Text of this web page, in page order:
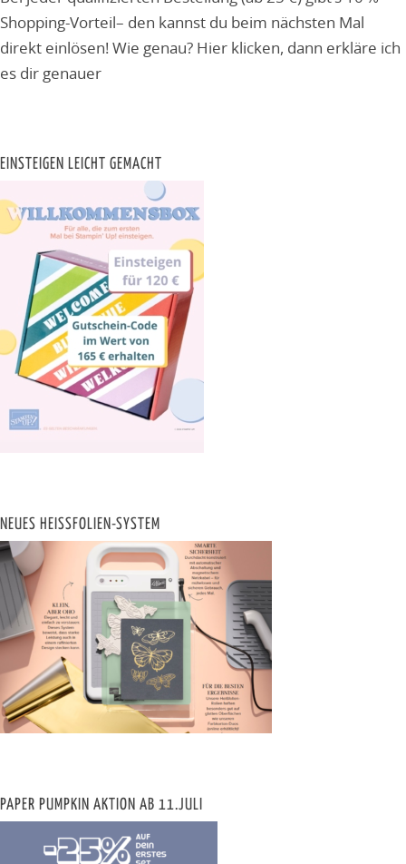
Shopping-Vorteil– den kannst du beim nächsten Mal
direkt einlösen! Wie genau? Hier klicken, dann erkläre ich
es dir genauer
EINSTEIGEN LEICHT GEMACHT
NEUES HEISSFOLIEN-SYSTEM
PAPER PUMPKIN AKTION AB 11.JULI